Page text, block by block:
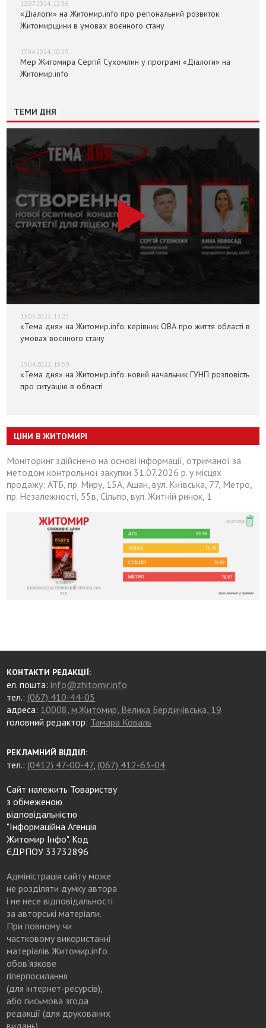
12.07.2024, 12:36
«Діалоги» на Житомир.info про регіональний розвиток
Житомирщини в умовах воєнного стану
17.04.2024, 10:29
Мер Житомира Сергій Сухомлин у програмі «Діалоги» на
Житомир.info
ТЕМИ ДНЯ
13.05.2022, 13:25
«Тема дня» на Житомир.info: керівник ОВА про життя області в
умовах воєнного стану
29.04.2022, 10:59
«Тема дня» на Житомир.info: новий начальник ГУНП розповість
про ситуацію в області
ЦІНИ В ЖИТОМИРІ
Моніторинг здійснено на основі інформації, отриманої за
методом контрольної закупки 31.07.2026 р. у місцях
продажу: АТБ, пр. Миру, 15А, Ашан, вул. Київська, 77, Метро,
пр. Незалежності, 55в, Сільпо, вул. Житній ринок, 1
КОНТАКТИ РЕДАКЦІЇ:
ел. пошта:info@zhitomir.info
тел.: (067) 410-44-05
адреса: 10008, м.Житомир, Велика Бердичівська, 19
головний редактор: Тамара Коваль
РЕКЛАМНИЙ ВІДДІЛ:
тел.: (0412) 47-00-47, (067) 412-63-04
Сайт належить Товариству
з обмеженою
відповідальністю
"Інформаційна Агенція
Житомир Інфо". Код
ЄДРПОУ 33732896
Адміністрація сайту може
не розділяти думку автора
і не несе відповідальності
за авторські матеріали.
При повному чи
частковому використанні
матеріалів Житомир.info
обов’язкове
гіперпосилання
(для інтернет-ресурсів),
або письмова згода
редакції (для друкованих
видань)